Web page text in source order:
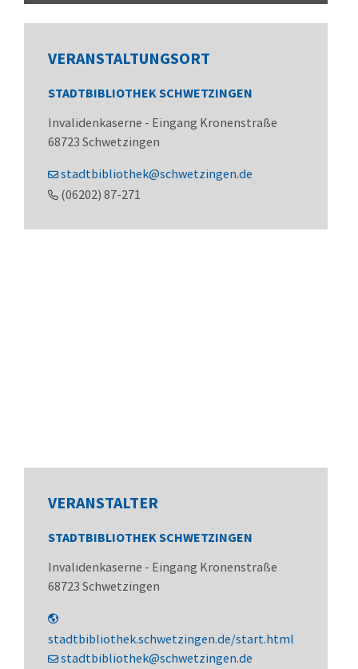
VERANSTALTUNGSORT
STADTBIBLIOTHEK SCHWETZINGEN
Invalidenkaserne - Eingang Kronenstraße
68723 Schwetzingen
stadtbibliothek@schwetzingen.de
(06202) 87-271
VERANSTALTER
STADTBIBLIOTHEK SCHWETZINGEN
Invalidenkaserne - Eingang Kronenstraße
68723 Schwetzingen
stadtbibliothek.schwetzingen.de/start.html
stadtbibliothek@schwetzingen.de